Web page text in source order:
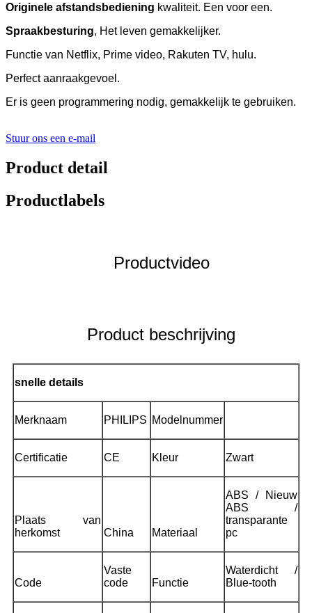
Originele afstandsbediening kwaliteit. Een voor een.
Spraakbesturing, Het leven gemakkelijker.
Functie van Netflix, Prime video, Rakuten TV, hulu.
Perfect aanraakgevoel.
Er is geen programmering nodig, gemakkelijk te gebruiken.
Stuur ons een e-mail
Product detail
Productlabels
Productvideo
Product beschrijving
snelle details
Merknaam PHILIPS Modelnummer
Certificatie CE Kleur Zwart
Plaats van
herkomst
China Materiaal
ABS / Nieuw
ABS /
transparante
pc
Code
Vaste
code
Functie
Waterdicht /
Blue-tooth